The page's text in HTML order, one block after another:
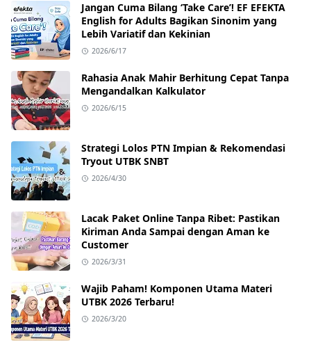
Jangan Cuma Bilang ‘Take Care’! EF EFEKTA
English for Adults Bagikan Sinonim yang
Lebih Variatif dan Kekinian
2026/6/17
Rahasia Anak Mahir Berhitung Cepat Tanpa
Mengandalkan Kalkulator
2026/6/15
Strategi Lolos PTN Impian & Rekomendasi
Tryout UTBK SNBT
2026/4/30
Lacak Paket Online Tanpa Ribet: Pastikan
Kiriman Anda Sampai dengan Aman ke
Customer
2026/3/31
Wajib Paham! Komponen Utama Materi
UTBK 2026 Terbaru!
2026/3/20